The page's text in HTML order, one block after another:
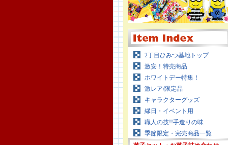
2丁目ひみつ基地トップ
激安！特売商品
ホワイトデー特集！
激レア/限定品
キャラクターグッズ
縁日・イベント用
職人の技!!手造りの味
季節限定・完売商品一覧